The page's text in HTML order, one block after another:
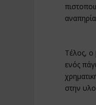
Τέλος, ο
ενός
στην